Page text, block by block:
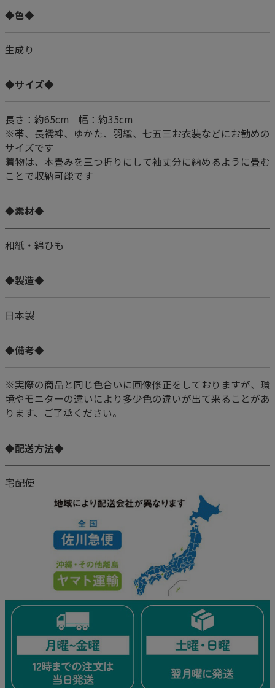
◆色◆
生成り
◆サイズ◆
長さ：約65cm 幅：約35cm
※帯、長襦袢、ゆかた、羽織、七五三お衣装などにお勧めの
サイズです
着物は、本畳みを三つ折りにして袖丈分に納めるように畳む
ことで収納可能です
◆素材◆
和紙・綿ひも
◆製造◆
日本製
◆備考◆
※実際の商品と同じ色合いに画像修正をしておりますが、環
境やモニターの違いにより多少色の違いが出て来ることがあ
ります、ご了承ください。
◆配送方法◆
宅配便